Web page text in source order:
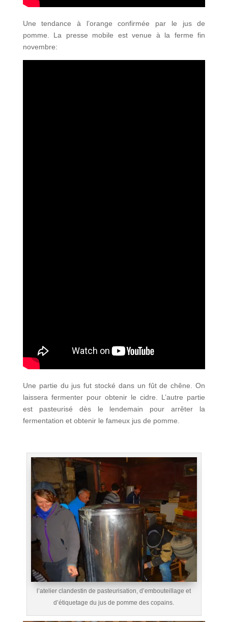
Une tendance à l’orange confirmée par le jus de
pomme. La presse mobile est venue à la ferme fin
novembre:
Une partie du jus fut stocké dans un fût de chêne. On
laissera fermenter pour obtenir le cidre. L’autre partie
est pasteurisé dès le lendemain pour arrêter la
fermentation et obtenir le fameux jus de pomme.
l’atelier clandestin de pasteurisation, d’embouteillage et
d’étiquetage du jus de pomme des copains.